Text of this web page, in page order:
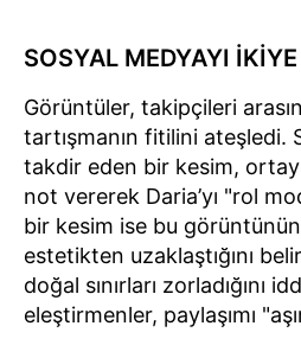
SOSYAL MEDYAYI
Görüntüler, takipçileri
tartışmanın fitilini ateşledi.
takdir eden bir kesim,
not vererek Daria’yı "rol
bir kesim ise bu
estetikten uzaklaştığını
doğal sınırları zorladığını
eleştirmenler, paylaşımı